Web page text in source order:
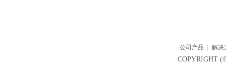
公司产品 解决
COPYRIGHT